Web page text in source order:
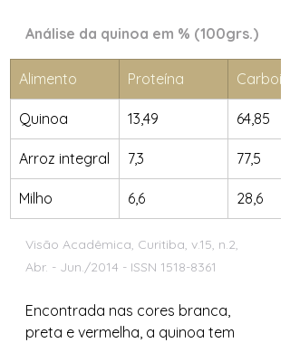
Análise da quinoa em % (100grs.)
Alimento Proteína
Quinoa 13,49 64,85
Arroz integral 7,3 77,5
Milho 6,6 28,6
Visão Acadêmica, Curitiba, v.15, n.2,
Abr. - Jun./2014 - ISSN 1518-8361
Encontrada nas cores branca,
preta e vermelha, a quinoa tem